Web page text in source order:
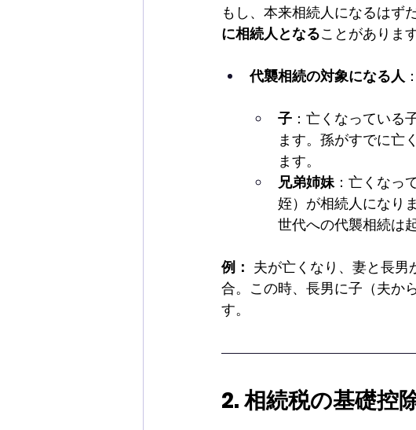
もし、本来相続人になるはず
に相続人となることがありま
代襲相続の対象になる人：
子 ：亡くなっている
ます。孫がすでに亡
ます。
兄弟姉妹：亡くなっ
姪）が相続人になり
世代への代襲相続は
例： 夫が亡くなり、妻と長
合。この時、長男に子（夫か
す。
2. 相続税の基礎控